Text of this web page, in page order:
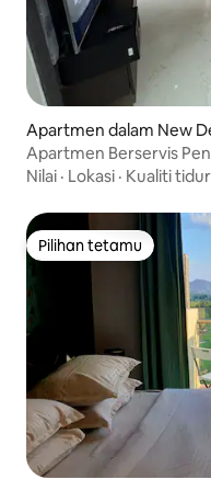
Apartmen dalam New
Apartmen Berservis
Nilai · Lokasi · Kualiti tidur
Pilihan tetamu
Pilihan tetamu